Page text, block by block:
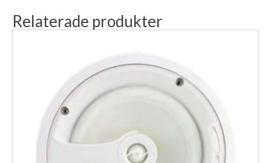
Relaterade produkter